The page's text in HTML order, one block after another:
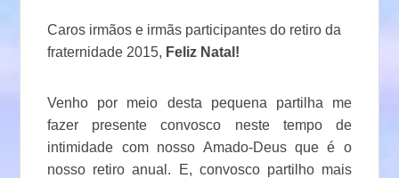
Caros irmãos e irmãs participantes do retiro da
fraternidade 2015, Feliz Natal!
Venho por meio desta pequena partilha me
fazer presente convosco neste tempo de
intimidade com nosso Amado-Deus que é o
nosso retiro anual. E, convosco partilho mais